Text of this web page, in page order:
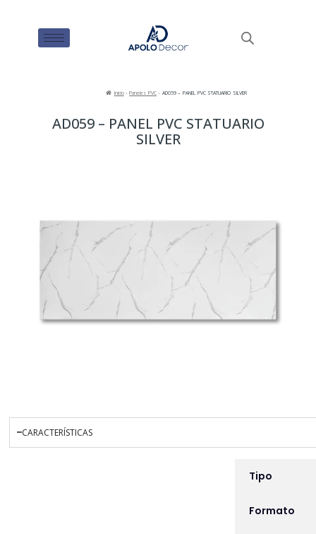
Inicio Paneles PVC AD059 – PANEL PVC STATUARIO SILVER
AD059 – PANEL PVC STATUARIO
SILVER
CARACTERÍSTICAS
Tipo
Formato